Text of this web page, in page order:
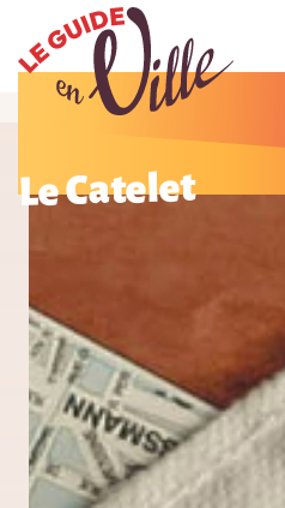
Le Catelet